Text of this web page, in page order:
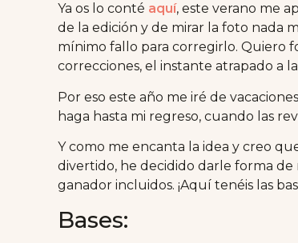
Ya os lo conté aquí, este verano me
de la edición y de mirar la foto nada
mínimo fallo para corregirlo. Quiero
correcciones, el instante atrapado a
Por eso este año me iré de
haga hasta mi regreso, cuando las
Y como me encanta la idea y creo
divertido, he decidido darle forma de
ganador incluidos. ¡Aquí tenéis las
Bases: